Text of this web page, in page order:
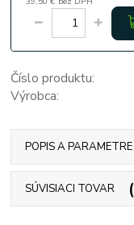
Číslo produktu:
Výrobca:
POPIS A PARAMETRE
SÚVISIACI TOVAR